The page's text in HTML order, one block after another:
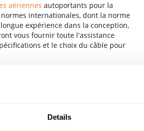
Details
aériennes autoportants pour la
internationales, dont la norme
expérience dans la conception,
vous fournir toute l'assistance
et le choix du câble pour
de câbles de distribution et
à votre application.